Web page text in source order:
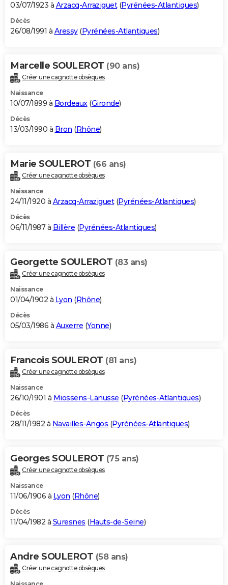
03/07/1923 à Arzacq-Arraziguet(Pyrénées-Atlantiques)
Décès
26/08/1991 à Aressy(Pyrénées-Atlantiques)
Marcelle SOULEROT (90 ans)
Créer une cagnotte obsèques
Naissance
10/07/1899 à Bordeaux(Gironde)
Décès
13/03/1990 à Bron (Rhône)
Marie SOULEROT (66 ans)
Créer une cagnotte obsèques
Naissance
24/11/1920 à Arzacq-Arraziguet(Pyrénées-Atlantiques)
Décès
06/11/1987 à Billère (Pyrénées-Atlantiques)
Georgette SOULEROT (83 ans)
Créer une cagnotte obsèques
Naissance
01/04/1902 à Lyon (Rhône)
Décès
05/03/1986 à Auxerre (Yonne)
Francois SOULEROT (81 ans)
Créer une cagnotte obsèques
Naissance
26/10/1901 à Miossens-Lanusse (Pyrénées-Atlantiques)
Décès
28/11/1982 à Navailles-Angos (Pyrénées-Atlantiques)
Georges SOULEROT (75 ans)
Créer une cagnotte obsèques
Naissance
11/06/1906 à Lyon (Rhône)
Décès
11/04/1982 à Suresnes (Hauts-de-Seine)
Andre SOULEROT (58 ans)
Créer une cagnotte obsèques